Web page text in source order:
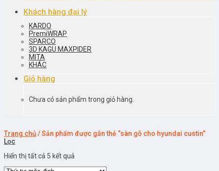
Khách hàng đại lý
KARDO
PremiWRAP
SPARCO
3D KAGU MAXPIDER
MITA
KHÁC
Giỏ hàng
Chưa có sản phẩm trong giỏ hàng.
Trang chủ /Sản phẩm được gắn thẻ “sàn gỗ cho hyundai custin”
Lọc
Hiển thị tất cả 5 kết quả